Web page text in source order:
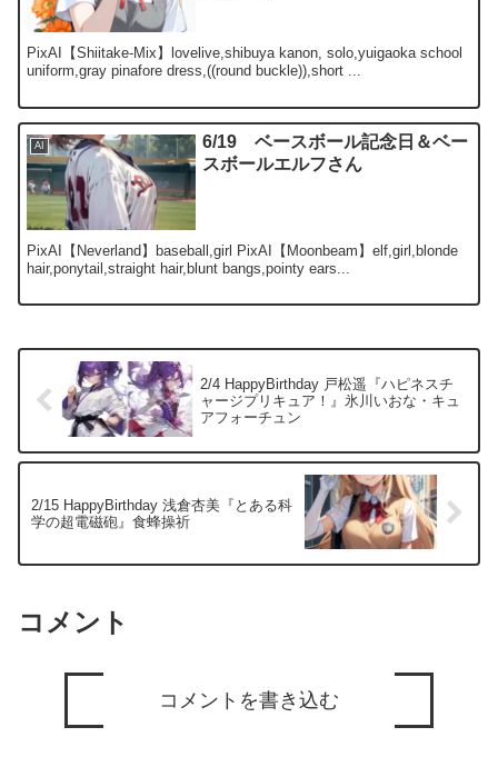
PixAI【Shiitake-Mix】lovelive,shibuya kanon, solo,yuigaoka school
uniform,gray pinafore dress,((round buckle)),short ...
AI
6/19 ベースボール記念日＆ベー
スボールエルフさん
PixAI【Neverland】baseball,girl PixAI【Moonbeam】elf,girl,blonde
hair,ponytail,straight hair,blunt bangs,pointy ears...
2/4 HappyBirthday 戸松遥『ハピネスチ
ャージプリキュア！』氷川いおな・キュ
アフォーチュン
2/15 HappyBirthday 浅倉杏美『とある科
学の超電磁砲』食蜂操祈
コメント
コメントを書き込む